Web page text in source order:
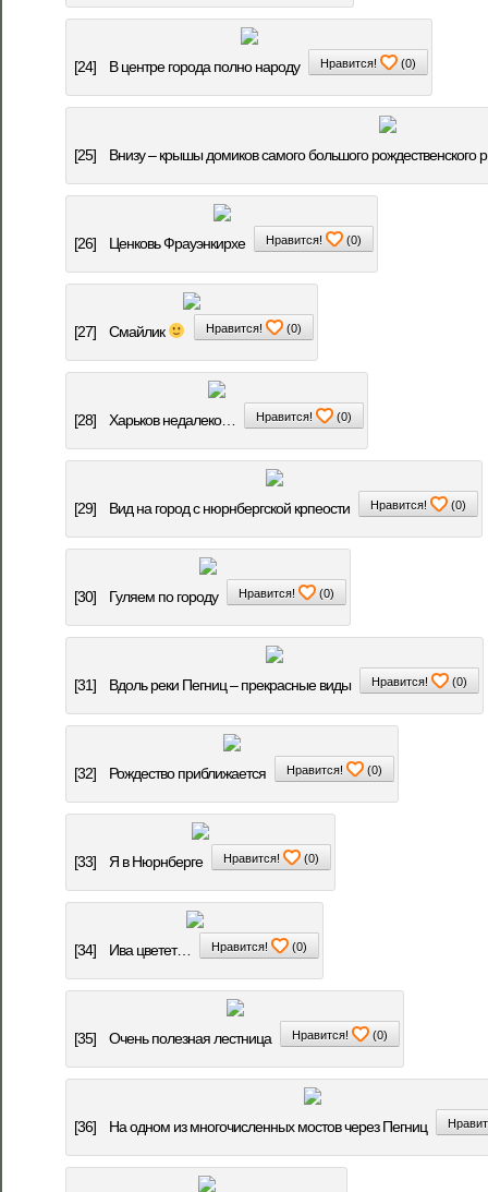
[24] В центре города полно народу Нравится! (0)
[25] Внизу – крышы домиков самого большого рождественского
[26] Ценковь Фрауэнкирхе Нравится! (0)
[27] Смайлик Нравится! (0)
[28] Харьков недалеко… Нравится! (0)
[29] Вид на город с нюрнбергской крпеости Нравится! (0)
[30] Гуляем по городу Нравится! (0)
[31] Вдоль реки Пегниц – прекрасные виды Нравится! (0)
[32] Рождество приближается Нравится! (0)
[33] Я в Нюрнберге Нравится! (0)
[34] Ива цветет… Нравится! (0)
[35] Очень полезная лестница Нравится! (0)
[36] На одном из многочисленных мостов через Пегниц